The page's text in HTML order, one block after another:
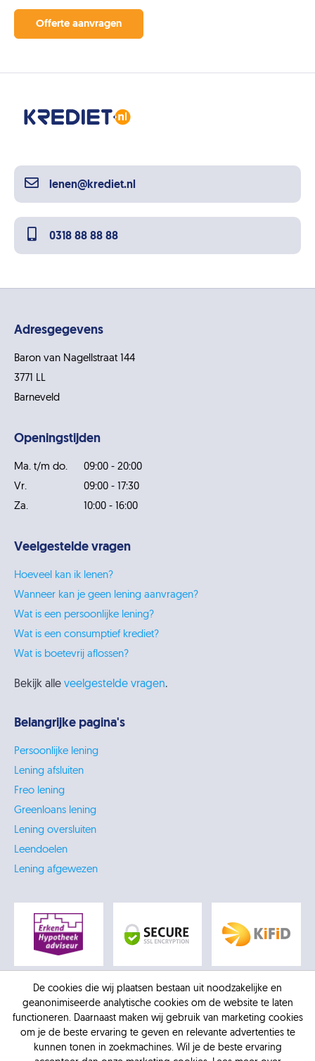
Offerte aanvragen
lenen@krediet.nl
0318 88 88 88
Adresgegevens
Baron van Nagellstraat 144
3771 LL
Barneveld
Openingstijden
Ma. t/m do.
09:00 - 20:00
Vr.
09:00 - 17:30
Za.
10:00 - 16:00
Veelgestelde vragen
Hoeveel kan ik lenen?
Wanneer kan je geen lening aanvragen?
Wat is een persoonlijke lening?
Wat is een consumptief krediet?
Wat is boetevrij aflossen?
Bekijk alle veelgestelde vragen.
Belangrijke pagina's
Persoonlijke lening
Lening afsluiten
Freo lening
Greenloans lening
Lening oversluiten
Leendoelen
Lening afgewezen
De cookies die wij plaatsen bestaan uit noodzakelijke en
geanonimiseerde analytische cookies om de website te laten
functioneren. Daarnaast maken wij gebruik van marketing cookies
om je de beste ervaring te geven en relevante advertenties te
kunnen tonen in zoekmachines. Wil je de beste ervaring